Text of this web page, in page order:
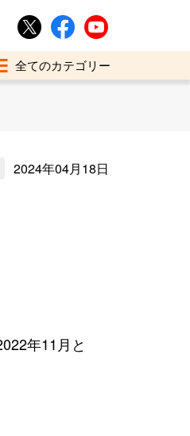
2024年04月18日
年11月と